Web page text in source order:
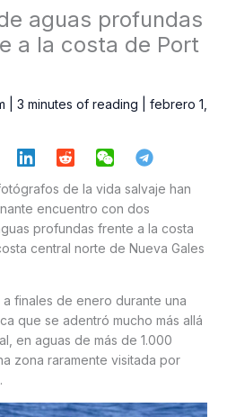
aguas profundas
a la costa de Port
3 minutes of reading
febrero 1,
de la vida salvaje han
encuentro con dos
profundas frente a la costa
central norte de Nueva Gales
finales de enero durante una
que se adentró mucho más allá
en aguas de más de 1.000
zona raramente visitada por